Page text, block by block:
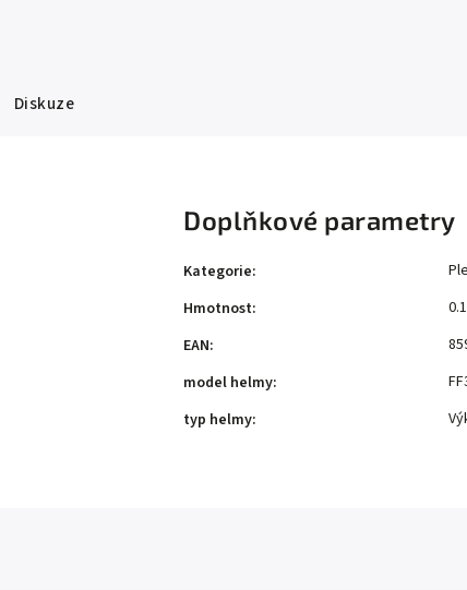
Diskuze
Doplňkové parametry
Kategorie:
Hmotnost:
EAN:
model helmy:
typ helmy: